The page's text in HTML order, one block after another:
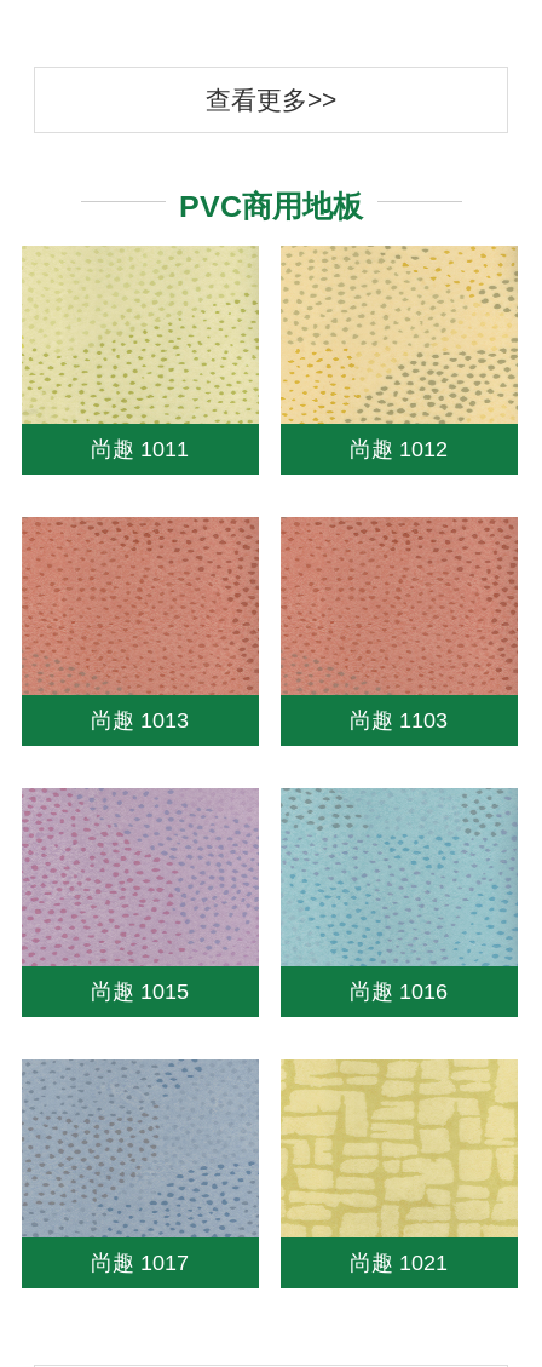
查看更多>>
PVC商用地板
尚趣 1011 尚趣 1012
尚趣 1013 尚趣 1103
尚趣 1015 尚趣 1016
尚趣 1017 尚趣 1021